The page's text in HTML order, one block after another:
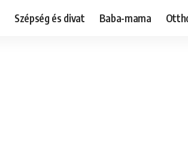
Szépség és divat Baba-mama